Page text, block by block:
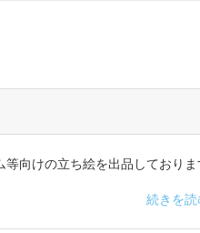
等向けの立ち絵を出品しており
続きを読